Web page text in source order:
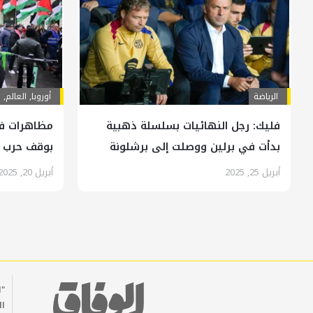
الرياضة
فليك: رجل النهائيات بسلسلة ذهبية
بدأت في برلين ووصلت إلى برشلونة
أبريل 25, 2025
أوروبا, العالم,
مظاهرات
بوقف حرب
أبريل 20, 2025